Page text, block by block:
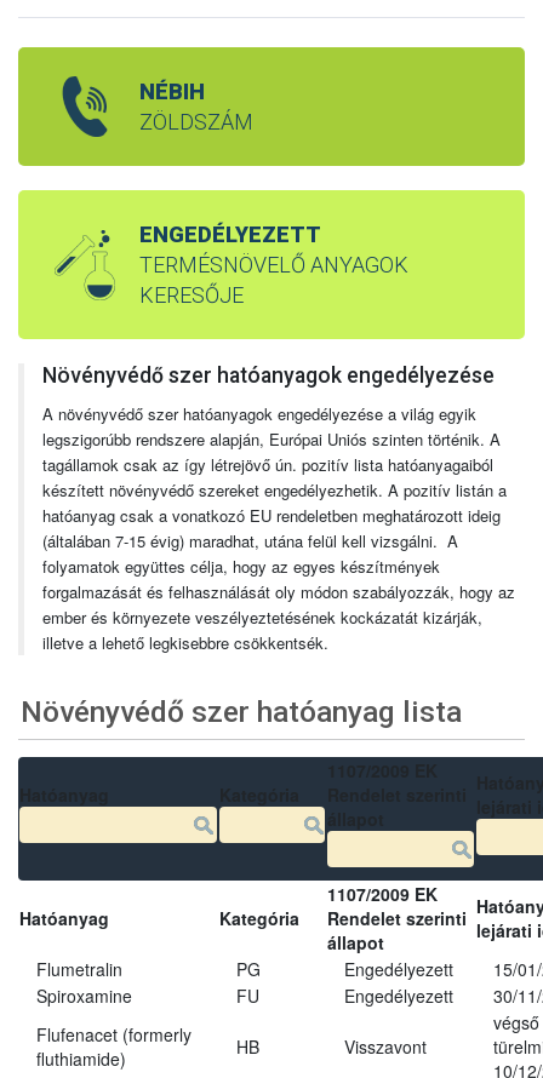
NÉBIH
ZÖLDSZÁM
ENGEDÉLYEZETT
TERMÉSNÖVELŐ ANYAGOK
KERESŐJE
Növényvédő szer hatóanyagok engedélyezése
A növényvédő szer hatóanyagok engedélyezése a világ egyik
legszigorúbb rendszere alapján, Európai Uniós szinten történik. A
tagállamok csak az így létrejövő ún. pozitív lista hatóanyagaiból
készített növényvédő szereket engedélyezhetik. A pozitív listán a
hatóanyag csak a vonatkozó EU rendeletben meghatározott ideig
(általában 7-15 évig) maradhat, utána felül kell vizsgálni. A
folyamatok együttes célja, hogy az egyes készítmények
forgalmazását és felhasználását oly módon szabályozzák, hogy az
ember és környezete veszélyeztetésének kockázatát kizárják,
illetve a lehető legkisebbre csökkentsék.
Növényvédő szer hatóanyag lista
Hatóanyag Kategória
1107/2009 EK
Rendelet szerinti
állapot
lejárati
Flumetralin
PG Engedélyezett
15/
Spiroxamine
FU Engedélyezett
30/
Flufenacet (formerly
fluthiamide)
HB Visszavont
végső
10/